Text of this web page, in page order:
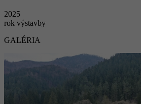
2025
rok výstavby
GALÉRIA